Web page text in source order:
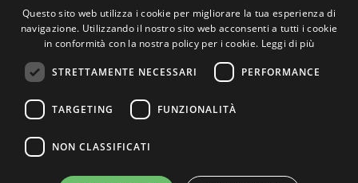
Questo sito web utilizza i cookie per migliorare la tua esperienza di
navigazione. Utilizzando il nostro sito web acconsenti a tutti i cookie
in conformità con la nostra policy per i cookie. Leggi di più
STRETTAMENTE NECESSARI PERFORMANCE
TARGETING FUNZIONALITÀ
NON CLASSIFICATI